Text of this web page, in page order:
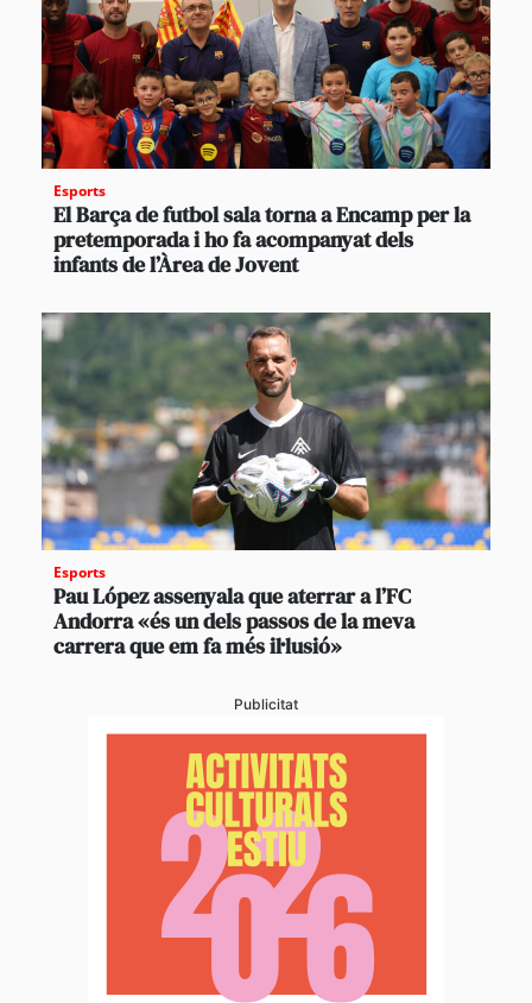
Esports
El Barça de futbol sala torna a Encamp per la
pretemporada i ho fa acompanyat dels
infants de l’Àrea de Jovent
Esports
Pau López assenyala que aterrar a l’FC
Andorra «és un dels passos de la meva
carrera que em fa més il·lusió»
Publicitat